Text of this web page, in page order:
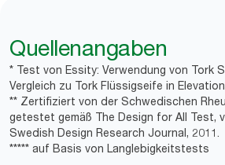
Quellenangaben
* Test von Essity: Verwendung von Tork
Vergleich zu Tork Flüssigseife in
** Zertifiziert von der Schwedischen
getestet gemäß The Design for All Test,
Swedish Design Research Journal, 2011.
***** auf Basis von Langlebigkeitstests